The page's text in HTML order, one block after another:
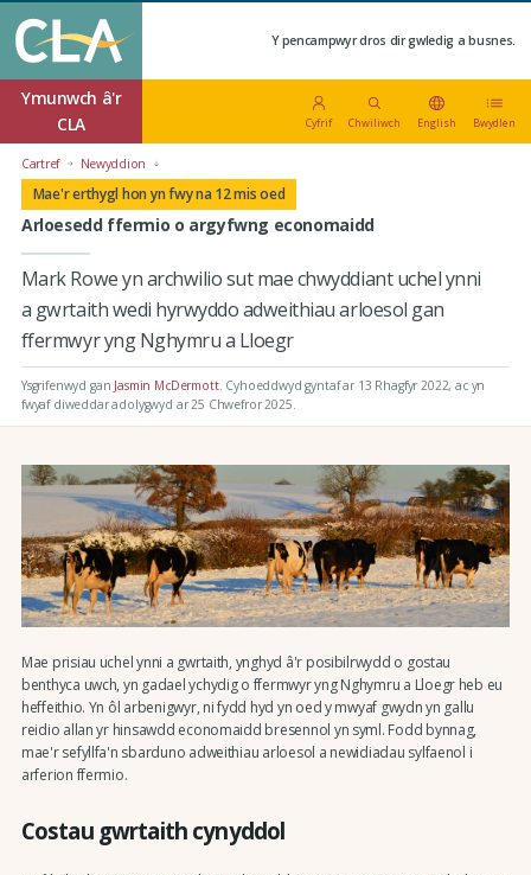
Y pencampwyr dros dir gwledig a busnes.
Ymunwch â'r
CLA
Cyfrif Chwiliwch English Bwydlen
Cartref Newyddion
Mae'r erthygl hon yn fwy na 12 mis oed
Arloesedd ffermio o argyfwng economaidd
Mark Rowe yn archwilio sut mae chwyddiant uchel ynni
a gwrtaith wedi hyrwyddo adweithiau arloesol gan
ffermwyr yng Nghymru a Lloegr
Ysgrifenwyd gan Jasmin McDermott. Cyhoeddwyd gyntaf ar 13 Rhagfyr 2022, ac yn
fwyaf diweddar adolygwyd ar 25 Chwefror 2025.
Mae prisiau uchel ynni a gwrtaith, ynghyd â'r posibilrwydd o gostau
benthyca uwch, yn gadael ychydig o ffermwyr yng Nghymru a Lloegr heb eu
heffeithio. Yn ôl arbenigwyr, ni fydd hyd yn oed y mwyaf gwydn yn gallu
reidio allan yr hinsawdd economaidd bresennol yn syml. Fodd bynnag,
mae'r sefyllfa'n sbarduno adweithiau arloesol a newidiadau sylfaenol i
arferion ffermio.
Costau gwrtaith cynyddol